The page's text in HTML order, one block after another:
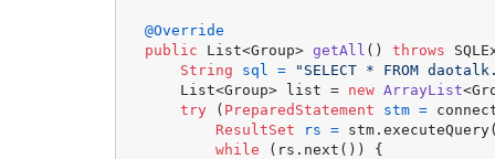
@Override
public List<Group> getAll () throws
String
sql =
"SELECT * FROM
    List<Group> list =
new ArrayList
try ( PreparedStatement stm =
ResultSet
rs =
while (rs.next()) {